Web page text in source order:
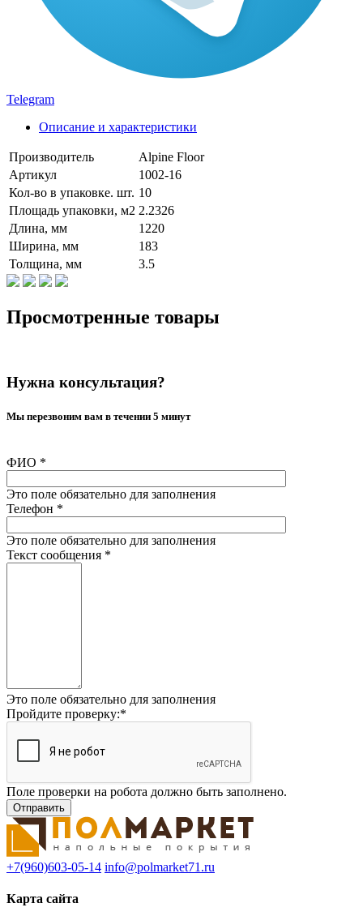
Telegram
Описание и характеристики
Производитель
Alpine Floor
Артикул
1002-16
Кол-во в упаковке. шт. 10
Площадь упаковки, м2 2.2326
Длина, мм
1220
Ширина, мм
183
Толщина, мм
3.5
Просмотренные товары
Нужна консультация?
Мы перезвоним вам в течении 5 минут
ФИО *
Это поле обязательно для заполнения
Телефон *
Это поле обязательно для заполнения
Текст сообщения *
Это поле обязательно для заполнения
Пройдите проверку:*
Поле проверки на робота должно быть заполнено.
+7(960)603-05-14 info@polmarket71.ru
Карта сайта